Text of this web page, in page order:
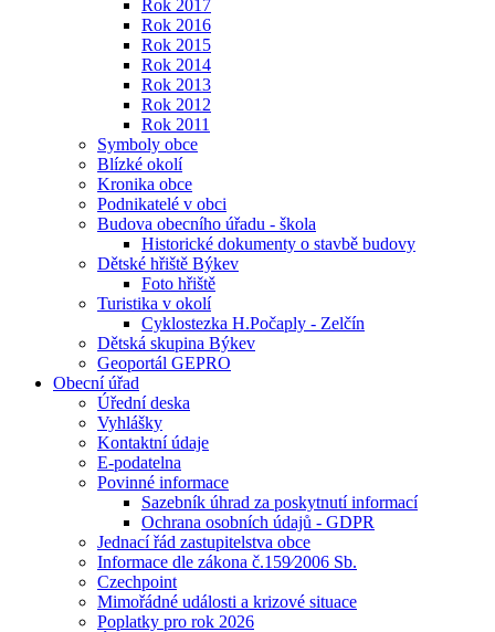
Rok 2017
Rok 2016
Rok 2015
Rok 2014
Rok 2013
Rok 2012
Rok 2011
Symboly obce
Blízké okolí
Kronika obce
Podnikatelé v obci
Budova obecního úřadu - škola
Historické dokumenty o stavbě budovy
Dětské hřiště Býkev
Foto hřiště
Turistika v okolí
Cyklostezka H.Počaply - Zelčín
Dětská skupina Býkev
Geoportál GEPRO
Obecní úřad
Úřední deska
Vyhlášky
Kontaktní údaje
E-podatelna
Povinné informace
Sazebník úhrad za poskytnutí informací
Ochrana osobních údajů - GDPR
Jednací řád zastupitelstva obce
Informace dle zákona č.159⁄2006 Sb.
Czechpoint
Mimořádné události a krizové situace
Poplatky pro rok 2026